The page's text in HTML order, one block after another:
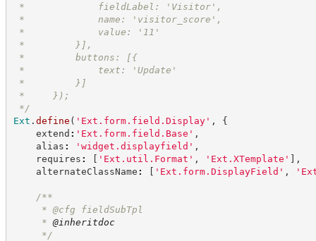
*             fieldLabel: 'Visitor',
*             name: 'visitor_score',
*             value: '11'
*         }],
*         buttons: [{
*             text: 'Update'
*         }]
*     });
*/
Ext . define ( ' Ext.form.field.Display' ,
{
extend : ' Ext.form.field.Base ' ,
alias : ' widget.displayfield ' ,
requires : [ ' Ext.util.Format ' , ' Ext.XTemplate ' ] ,
alternateClassName : [ ' Ext.form.DisplayField ' , '
/**
* @cfg fieldSubTpl
* @inheritdoc
*/